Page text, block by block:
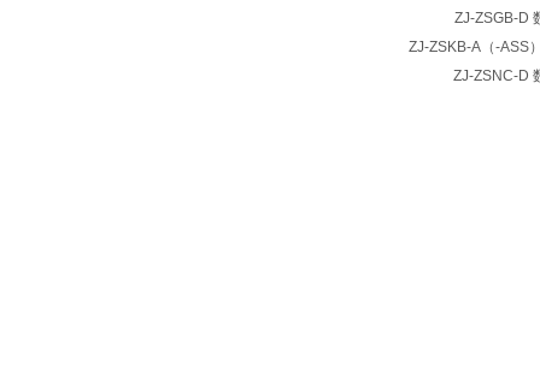
ZJ-ZSGB-D
ZJ-ZSKB-A（-ASS
ZJ-ZSNC-D